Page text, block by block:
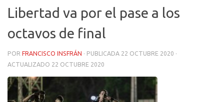
Libertad va por el pase a los
octavos de final
POR FRANCISCO INSFRÁN · PUBLICADA 22 OCTUBRE 2020 ·
ACTUALIZADO 22 OCTUBRE 2020